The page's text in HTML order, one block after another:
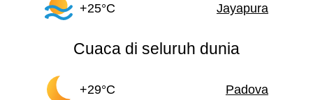
+25°C
Jayapura
Cuaca di seluruh dunia
+29°C Padova